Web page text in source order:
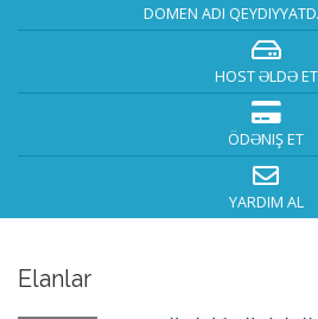
DOMEN ADI
HOST ƏLDƏ ET
ÖDƏNIŞ ET
YARDIM AL
Elanlar